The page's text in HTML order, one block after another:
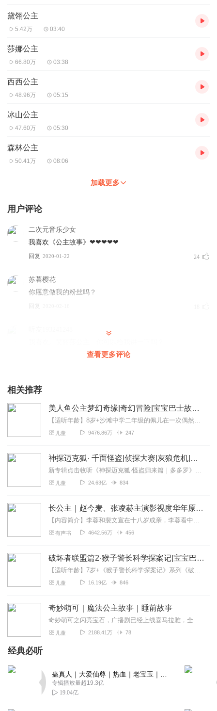
黛翎公主
5.42万 03:40
莎娜公主
66.80万 03:38
西西公主
48.96万 05:15
冰山公主
47.60万 05:30
森林公主
50.41万 08:06
加载更多
用户评论
二次元音乐少女
我喜欢《公主故事》❤❤❤❤❤
回复 2020-01-22 24
苏暮樱花
你愿意做我的粉丝吗？
回复
我喜欢公主，或公主故事了！！！😍😍😍
2020-03-04
星星入夜
2020-02-28
听友218327005
👍👍👍👍👍
2020-03-11
棒棒哒棒棒哒棒棒哒棒棒哒棒棒哒棒棒哒棒棒哒棒棒
哒！！！！！！！！！！！！！！！！！！！
月上流沙
超赞呢，我太喜欢了，太太太喜欢了！！！！！
1576756ihfl
2020-02-05
查看更多评论
相关推荐
美人鱼公主梦幻奇缘|奇幻冒险|宝宝巴士故事·海洋科普
【适听年龄】8岁+沙滩中学二年级的佩儿在一次偶然事件中，来到了一片神奇的海洋。在这里，邪恶的鲨魔王把真正的美人鱼们封印在海洋深渊。佩儿将变身美人鱼公主，展开一场...
儿童 9476.86万 247
神探迈克狐· 千面怪盗|侦探大赛|灰狼危机|多多罗
新专辑点击收听《神探迈克狐·怪盗归来篇｜多多罗》！！！>>>点击进入主播橱窗购买《神探迈克狐》系列图书吧!<<<多多罗故事【点击前往】收听多多罗其他好玩有趣的故...
儿童 24.63亿 834
长公主｜赵今麦、张凌赫主演影视度华年原著｜晋江墨书白高分古言｜周默团队制作
【内容简介】李蓉和裴文宣在十八岁成亲，李蓉看中裴文宣家中背景避祸，裴文宣看上李蓉公主身份翻身，政治联姻，毫无情谊可言。后来她沉迷声乐花天酒地，他心有所属过家门而...
有声书 4642.56万 456
破坏者联盟篇2·猴子警长科学探案记|宝宝巴士故事
【适听年龄】7岁+《猴子警长科学探案记》系列《破坏者联盟篇1·猴子警长科学探案记》>>>《破坏者联盟篇2·猴子警长科学探案记》>>>《破坏者联盟篇3·猴子警长科...
儿童 16.19亿 846
奇妙萌可｜魔法公主故事｜睡前故事
奇妙萌可之闪亮宝石，广播剧已经上线喜马拉雅，全网同步热播中，马上收听！点击收听更多：奇妙萌可第二季奇妙萌可之闪亮宝石奇妙萌可之魔法钥匙奇妙萌可之魔法甜心
儿童 2188.41万 78
经典必听
专辑播放量超19.3亿
19.04亿